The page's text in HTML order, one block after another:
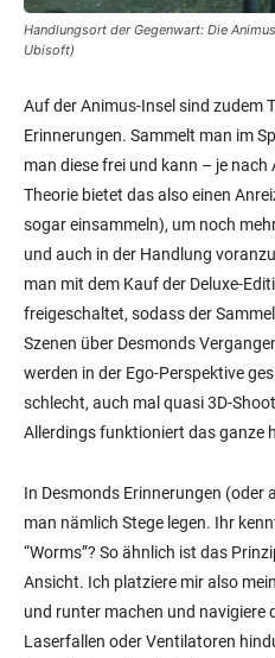
Handlungsort der Gegenwart: Die
Ubisoft)
Auf der Animus-Insel sind zudem
Erinnerungen. Sammelt man im
man diese frei und kann – je
Theorie bietet das also einen
sogar einsammeln), um noch
und auch in der Handlung
man mit dem Kauf der Deluxe-
freigeschaltet, sodass der
Szenen über Desmonds
werden in der Ego-Perspektive
schlecht, auch mal quasi 3D-
Allerdings funktioniert das ganze
In Desmonds Erinnerungen (oder
man nämlich Stege legen. Ihr
“Worms”? So ähnlich ist das
Ansicht. Ich platziere mir also
und runter machen und navigiere
Laserfallen oder Ventilatoren